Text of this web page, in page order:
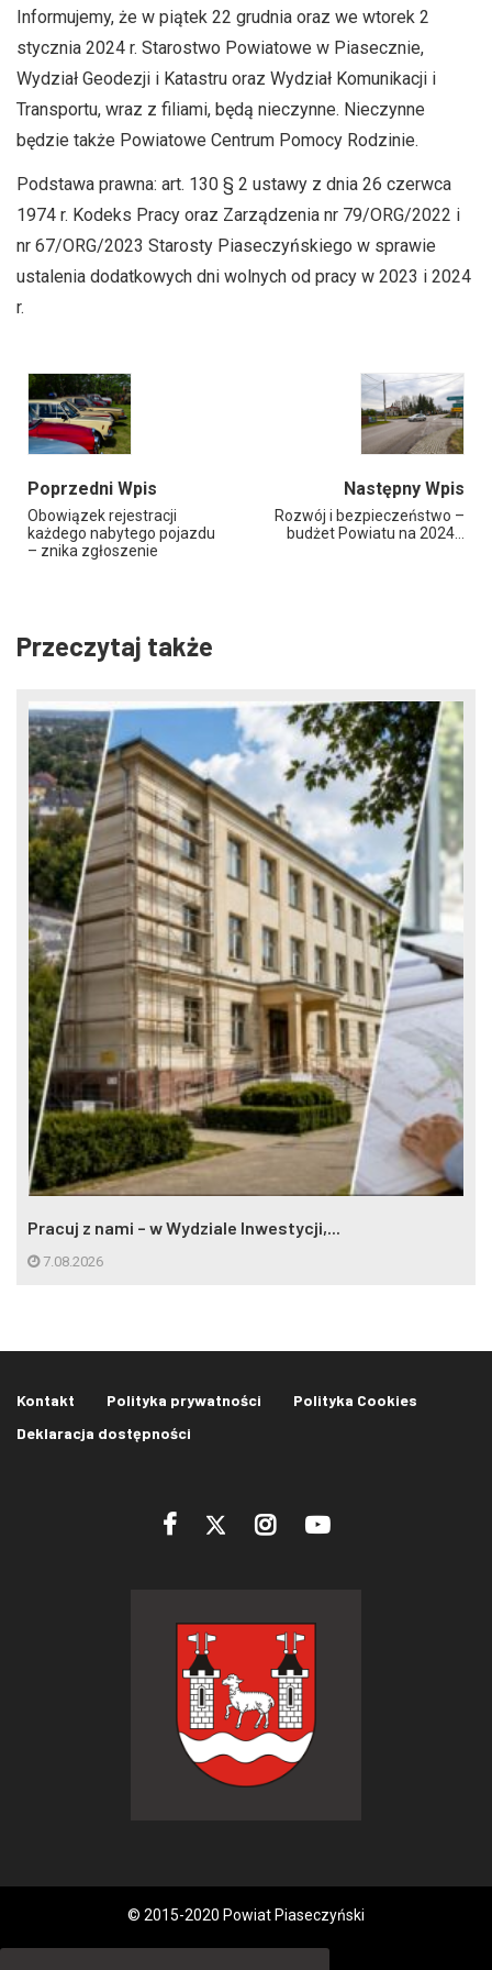
Informujemy, że w piątek 22 grudnia oraz we wtorek 2
stycznia 2024 r. Starostwo Powiatowe w Piasecznie,
Wydział Geodezji i Katastru oraz Wydział Komunikacji i
Transportu, wraz z filiami, będą nieczynne. Nieczynne
będzie także Powiatowe Centrum Pomocy Rodzinie.
Podstawa prawna: art. 130 § 2 ustawy z dnia 26 czerwca
1974 r. Kodeks Pracy oraz Zarządzenia nr 79/ORG/2022 i
nr 67/ORG/2023 Starosty Piaseczyńskiego w sprawie
ustalenia dodatkowych dni wolnych od pracy w 2023 i 2024
r.
Poprzedni Wpis
Obowiązek rejestracji
każdego nabytego pojazdu
– znika zgłoszenie
Następny Wpis
Rozwój i bezpieczeństwo –
budżet Powiatu na 2024…
Przeczytaj także
Pracuj z nami – w Wydziale Inwestycji,...
7.08.2026
Kontakt Polityka prywatności
Polityka Cookies
Deklaracja dostępności
© 2015-2020 Powiat Piaseczyński